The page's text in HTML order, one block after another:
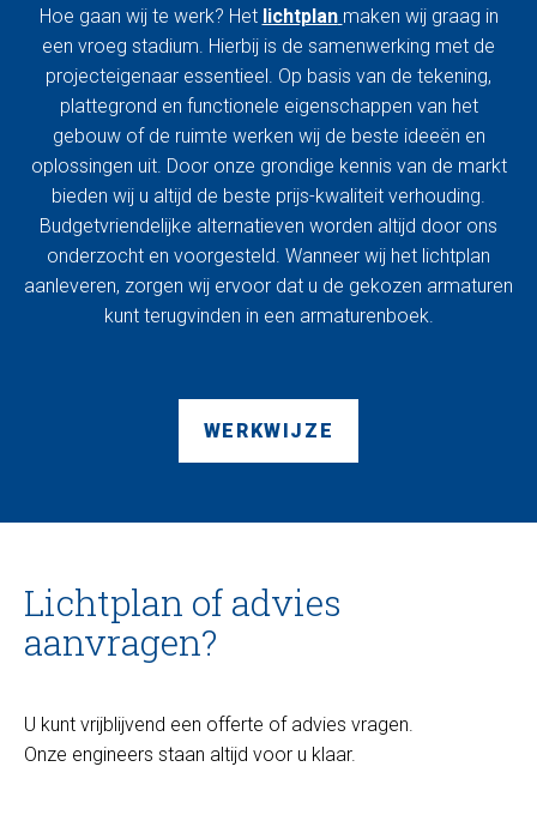
Hoe gaan wij te werk? Het lichtplan maken wij graag in
een vroeg stadium. Hierbij is de samenwerking met de
projecteigenaar essentieel. Op basis van de tekening,
plattegrond en functionele eigenschappen van het
gebouw of de ruimte werken wij de beste ideeën en
oplossingen uit. Door onze grondige kennis van de markt
bieden wij u altijd de beste prijs-kwaliteit verhouding.
Budgetvriendelijke alternatieven worden altijd door ons
onderzocht en voorgesteld. Wanneer wij het lichtplan
aanleveren, zorgen wij ervoor dat u de gekozen armaturen
kunt terugvinden in een armaturenboek.
WERKWIJZE
Lichtplan of advies
aanvragen?
U kunt vrijblijvend een offerte of advies vragen.
Onze engineers staan altijd voor u klaar.